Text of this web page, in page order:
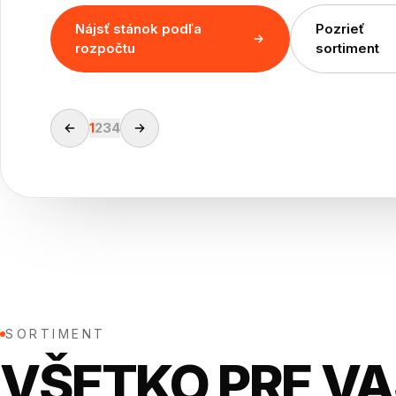
Nájsť stánok podľa
rozpočtu
Pozrieť
sortiment
1234
SORTIMENT